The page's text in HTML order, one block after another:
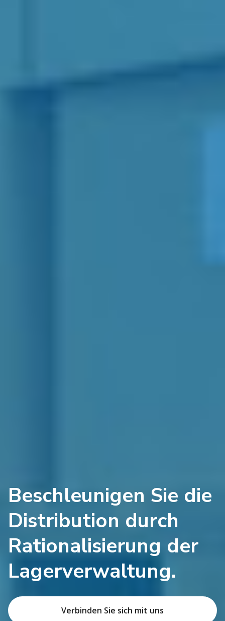
Beschleunigen Sie die
Distribution durch
Rationalisierung der
Lagerverwaltung.
Verbinden Sie sich mit uns